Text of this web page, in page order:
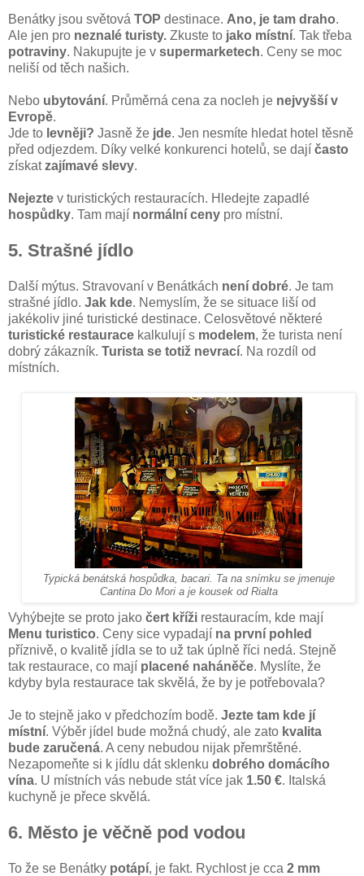
Benátky jsou světová TOP destinace. Ano, je tam draho.
Ale jen pro neznalé turisty. Zkuste to jako místní. Tak třeba
potraviny. Nakupujte je v supermarketech. Ceny se moc
neliší od těch našich.
Nebo ubytování. Průměrná cena za nocleh je nejvyšší v
Evropě.
Jde to levněji? Jasně že jde. Jen nesmíte hledat hotel těsně
před odjezdem. Díky velké konkurenci hotelů, se dají často
získatzajímavé slevy.
Nejezte v turistických restauracích. Hledejte zapadlé
hospůdky. Tam mají normální ceny pro místní.
5. Strašné jídlo
Další mýtus. Stravovaní v Benátkách není dobré. Je tam
strašné jídlo. Jak kde. Nemyslím, že se situace liší od
jakékoliv jiné turistické destinace. Celosvětové některé
turistické restaurace kalkulují s modelem, že turista není
dobrý zákazník. Turista se totiž nevrací. Na rozdíl od
místních.
Typická benátská hospůdka, bacari. Ta na snímku se jmenuje
Cantina Do Mori a je kousek od Rialta
Vyhýbejte se proto jako čert kříži restauracím, kde mají
Menu turistico. Ceny sice vypadají na první pohled
příznivě, o kvalitě jídla se to už tak úplně říci nedá. Stejně
tak restaurace, co mají placené naháněče. Myslíte, že
kdyby byla restaurace tak skvělá, že by je potřebovala?
Je to stejně jako v předchozím bodě. Jezte tam kde jí
místní. Výběr jídel bude možná chudý, ale zato kvalita
bude zaručená. A ceny nebudou nijak přemrštěné.
Nezapomeňte si k jídlu dát sklenku dobrého domácího
vína. U místních vás nebude stát více jak 1.50 €. Italská
kuchyně je přece skvělá.
6. Město je věčně pod vodou
To že se Benátky potápí, je fakt. Rychlost je cca 2 mm